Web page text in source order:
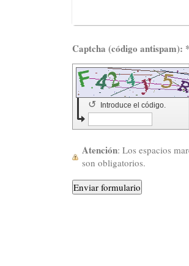
Captcha (código antispam): *
Introduce el código.
↺
Atención : Los espacios
son obligatorios.